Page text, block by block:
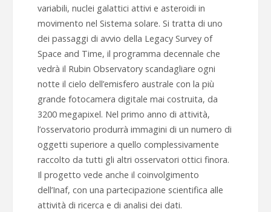
variabili, nuclei galattici attivi e asteroidi in
movimento nel Sistema solare. Si tratta di uno
dei passaggi di avvio della Legacy Survey of
Space and Time, il programma decennale che
vedrà il Rubin Observatory scandagliare ogni
notte il cielo dell’emisfero australe con la più
grande fotocamera digitale mai costruita, da
3200 megapixel. Nel primo anno di attività,
l’osservatorio produrrà immagini di un numero di
oggetti superiore a quello complessivamente
raccolto da tutti gli altri osservatori ottici finora.
Il progetto vede anche il coinvolgimento
dell’Inaf, con una partecipazione scientifica alle
attività di ricerca e di analisi dei dati.